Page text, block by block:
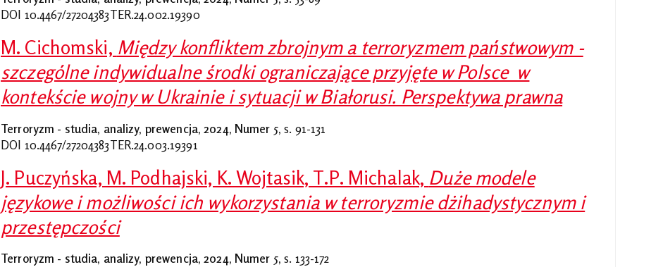
DOI 10.4467/27204383TER.24.002.19390
M. Cichomski, Między konfliktem zbrojnym a terroryzmem państwowym -
szczególne indywidualne środki ograniczające przyjęte w Polsce w
kontekście wojny w Ukrainie i sytuacji w Białorusi. Perspektywa prawna
Terroryzm - studia, analizy, prewencja, 2024, Numer 5,s. 91-131
DOI 10.4467/27204383TER.24.003.19391
J. Puczyńska, M. Podhajski, K. Wojtasik, T.P. Michalak, Duże modele
językowe i możliwości ich wykorzystania w terroryzmie dżihadystycznym i
przestępczości
Terroryzm - studia, analizy, prewencja, 2024, Numer 5,s. 133-172